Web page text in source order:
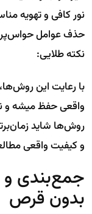
نور کافی و تهویه
حذف عوامل
نکته طلایی:
با رعایت این
واقعی حفظ میشه و
روش‌ها شاید
و کیفیت واقعی
جمع‌بندی و
بدون قرص